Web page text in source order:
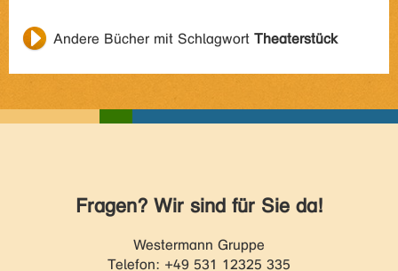
Andere Bücher mit Schlagwort Theaterstück